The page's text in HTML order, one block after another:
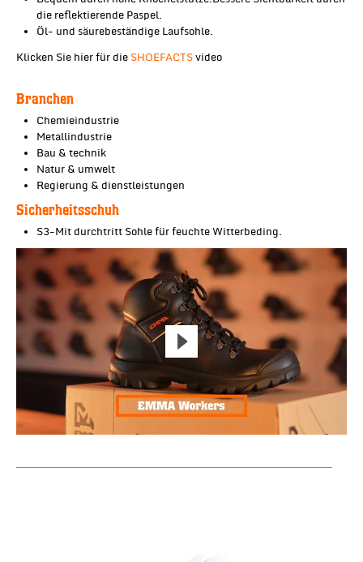
die reflektierende Paspel.
Öl- und säurebeständige Laufsohle.
Klicken Sie hier für die SHOEFACTSvideo
Branchen
Chemieindustrie
Metallindustrie
Bau & technik
Natur & umwelt
Regierung & dienstleistungen
Sicherheitsschuh
S3-Mit durchtritt Sohle für feuchte Witterbeding.